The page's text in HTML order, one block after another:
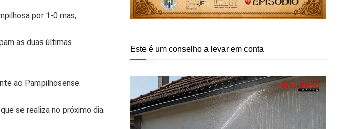
por 1-0 mas,
as duas últimas
ao Pampilhosense.
se realiza no próximo dia
Este é um conselho a levar em conta